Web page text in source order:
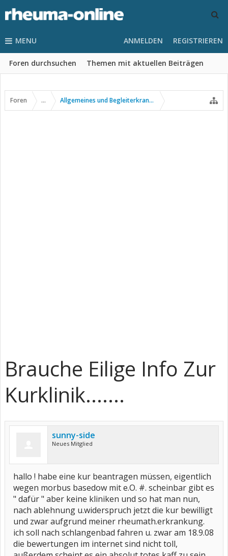
MENU
Foren durchsuchen Themen mit aktuellen Beiträgen
ANMELDEN REGISTRIEREN
Foren ... Allgemeines und Begleiterkrankungen
Brauche Eilige Info Zur
Kurklinik.......
sunny-side
Neues Mitglied
hallo ! habe eine kur beantragen müssen, eigentlich
wegen morbus basedow mit e.O. #. scheinbar gibt es
" dafür " aber keine kliniken und so hat man nun,
nach ablehnung u.widerspruch jetzt die kur bewilligt
und zwar aufgrund meiner rheumath.erkrankung.
ich soll nach schlangenbad fahren u. zwar am 18.9.08
die bewertungen im internet sind nicht toll,